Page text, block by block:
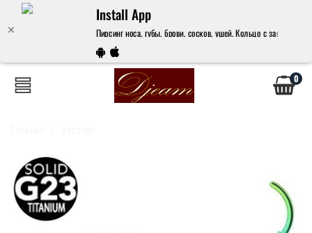
Install App
Пирсинг носа, губы, брови, сосков, ушей. Кольцо с замком
0